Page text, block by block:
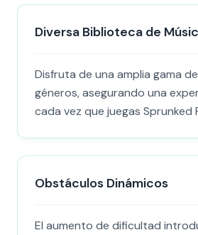
Diversa Biblioteca de
Disfruta de una amplia gama
géneros, asegurando una
cada vez que juegas Sprunked
Obstáculos Dinámicos
El aumento de dificultad